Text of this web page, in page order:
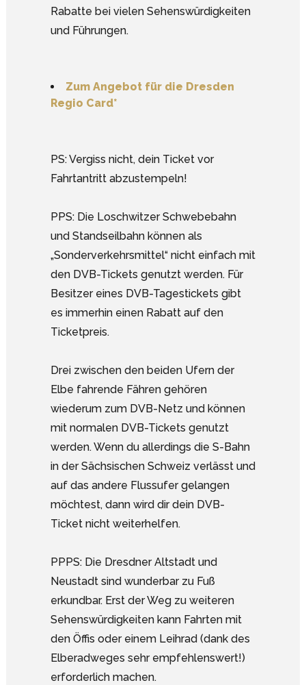
Rabatte bei vielen Sehenswürdigkeiten
und Führungen.
Zum Angebot für die Dresden
Regio Card*
PS: Vergiss nicht, dein Ticket vor
Fahrtantritt abzustempeln!
PPS: Die Loschwitzer Schwebebahn
und Standseilbahn können als
„Sonderverkehrsmittel“ nicht einfach mit
den DVB-Tickets genutzt werden. Für
Besitzer eines DVB-Tagestickets gibt
es immerhin einen Rabatt auf den
Ticketpreis.
Drei zwischen den beiden Ufern der
Elbe fahrende Fähren gehören
wiederum zum DVB-Netz und können
mit normalen DVB-Tickets genutzt
werden. Wenn du allerdings die S-Bahn
in der Sächsischen Schweiz verlässt und
auf das andere Flussufer gelangen
möchtest, dann wird dir dein DVB-
Ticket nicht weiterhelfen.
PPPS: Die Dresdner Altstadt und
Neustadt sind wunderbar zu Fuß
erkundbar. Erst der Weg zu weiteren
Sehenswürdigkeiten kann Fahrten mit
den Öffis oder einem Leihrad (dank des
Elberadweges sehr empfehlenswert!)
erforderlich machen.